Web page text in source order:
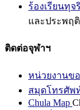
ร้องเรียนทุ
และประพฤ
ติดต่อจุฬาฯ
หน่วยงานข
สมุดโทรศัพ
Chula Map